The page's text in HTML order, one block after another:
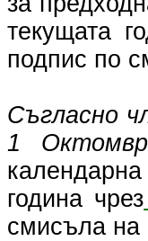
текущата
подпис по
Съгласно
1
година чрез
смисъла